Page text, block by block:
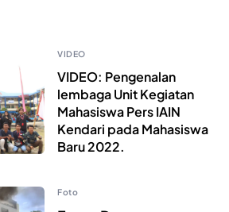
VIDEO
VIDEO: Pengenalan
lembaga Unit Kegiatan
Mahasiswa Pers IAIN
Kendari pada Mahasiswa
Baru 2022.
Foto